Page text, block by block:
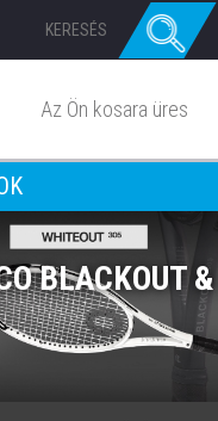
Az Ön kosara üres
BLACKOUT &